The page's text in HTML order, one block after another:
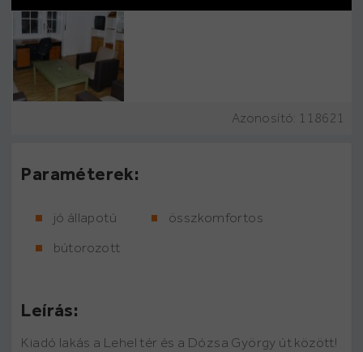
Azonosító: 118621
Paraméterek:
jó állapotú
összkomfortos
bútorozott
Leírás:
Kiadó lakás a Lehel tér és a Dózsa György út között!